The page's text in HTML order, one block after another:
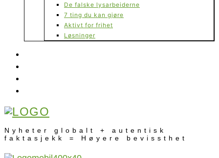
De falske lysarbeiderne
7 ting du kan gjøre
Aktivt for frihet
Løsninger
Nyheter globalt + autentisk
faktasjekk = Høyere bevissthet